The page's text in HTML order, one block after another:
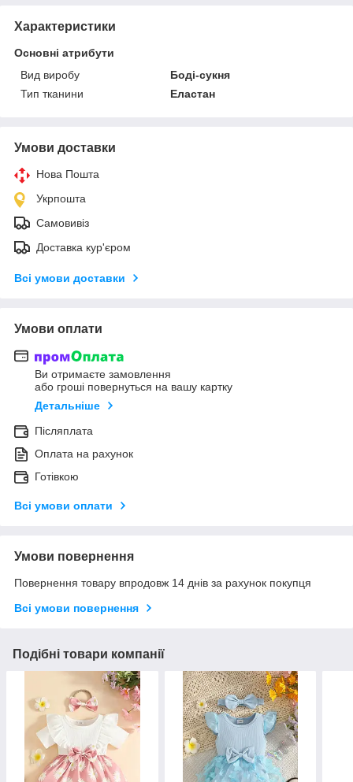
Характеристики
Основні атрибути
Вид виробу
Боді-сукня
Тип тканини
Еластан
Умови доставки
Нова Пошта
Укрпошта
Самовивіз
Доставка кур'єром
Всі умови доставки
Умови оплати
Ви отримаєте замовлення
або гроші повернуться на вашу картку
Детальніше
Післяплата
Оплата на рахунок
Готівкою
Всі умови оплати
Умови повернення
Повернення товару впродовж 14 днів за рахунок покупця
Всі умови повернення
Подібні товари компанії